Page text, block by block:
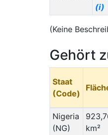
(i)
(Keine
Gehört
Staat
(Code)
Nigeria
(NG)
km²